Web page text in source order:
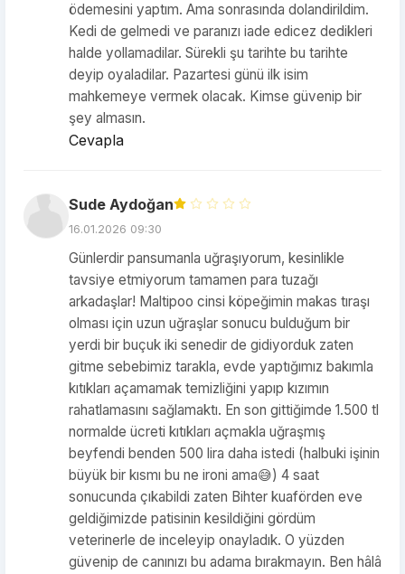
ödemesini yaptım. Ama sonrasında dolandirildim.
Kedi de gelmedi ve paranızı iade edicez dedikleri
halde yollamadilar. Sürekli şu tarihte bu tarihte
deyip oyaladilar. Pazartesi günü ilk isim
mahkemeye vermek olacak. Kimse güvenip bir
şey almasın.
Cevapla
Sude Aydoğan
16.01.2026 09:30
Günlerdir pansumanla uğraşıyorum, kesinlikle
tavsiye etmiyorum tamamen para tuzağı
arkadaşlar! Maltipoo cinsi köpeğimin makas tıraşı
olması için uzun uğraşlar sonucu bulduğum bir
yerdi bir buçuk iki senedir de gidiyorduk zaten
gitme sebebimiz tarakla, evde yaptığımız bakımla
kıtıkları açamamak temizliğini yapıp kızımın
rahatlamasını sağlamaktı. En son gittiğimde 1.500 tl
normalde ücreti kıtıkları açmakla uğraşmış
beyfendi benden 500 lira daha istedi (halbuki işinin
büyük bir kısmı bu ne ironi ama😅) 4 saat
sonucunda çıkabildi zaten Bihter kuaförden eve
geldiğimizde patisinin kesildiğini gördüm
veterinerle de inceleyip onayladık. O yüzden
güvenip de canınızı bu adama bırakmayın. Ben hâlâ